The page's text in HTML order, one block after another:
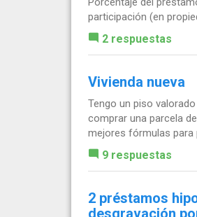
participación (en
2 respuestas
Vivienda nueva
Tengo un piso
comprar una parcela
mejores fórmulas para
9 respuestas
2 préstamos